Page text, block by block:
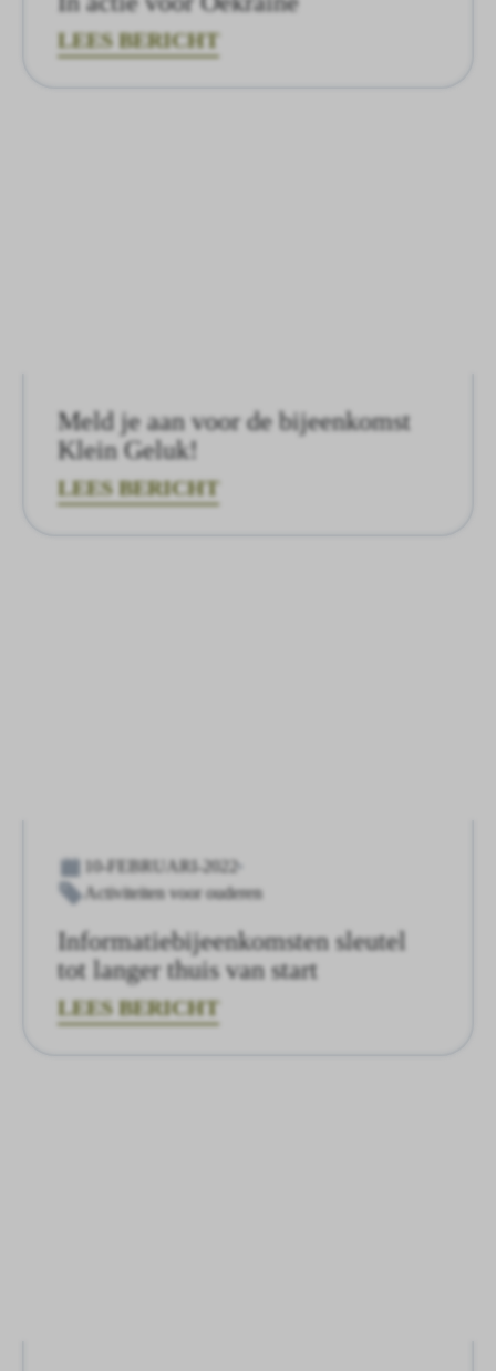
LEES BERICHT
Meld je aan voor de bijeenkomst
Klein Geluk!
LEES BERICHT
10-FEBRUARI-2022
Activiteiten voor ouderen
Informatiebijeenkomsten sleutel
tot langer thuis van start
LEES BERICHT